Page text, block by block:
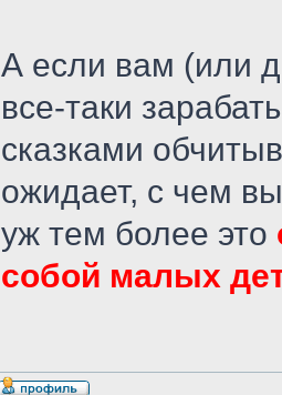
А если вам (или
все-таки
сказками
ожидает, с чем
уж тем более это
собой малых